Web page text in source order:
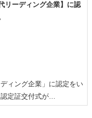
リーディング企業】に認
ィング企業」に認定をい
定証交付式が…